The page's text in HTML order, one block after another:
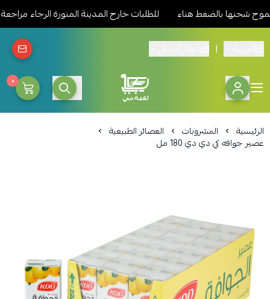
بالضغط هناء للطلبات خارج المدينة المنورة الرجاء مراجعة
|
ثلاجة دبي المدينة للمواد
٠
الرئيسية المشروبات العصائر الطبيعية
عصير جوافه كي دي دي 180 مل